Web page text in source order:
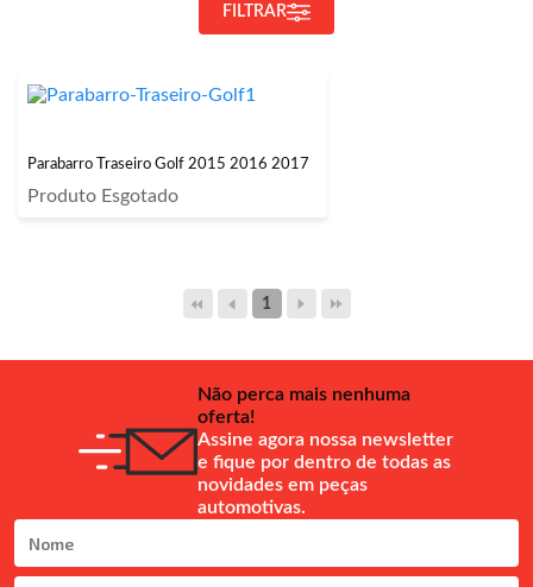
FILTRAR
Parabarro Traseiro Golf 2015 2016 2017
Produto Esgotado
1
Não perca mais nenhuma
oferta!
Assine agora nossa newsletter
e fique por dentro de todas as
novidades em peças
automotivas.